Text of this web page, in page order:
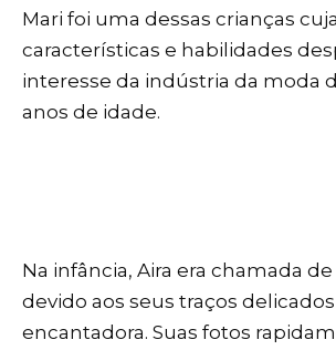
Mari foi uma dessas crianças
características e habilidades
interesse da indústria da moda
anos de idade.
Na infância, Aira era chamada de
devido aos seus traços
encantadora. Suas fotos